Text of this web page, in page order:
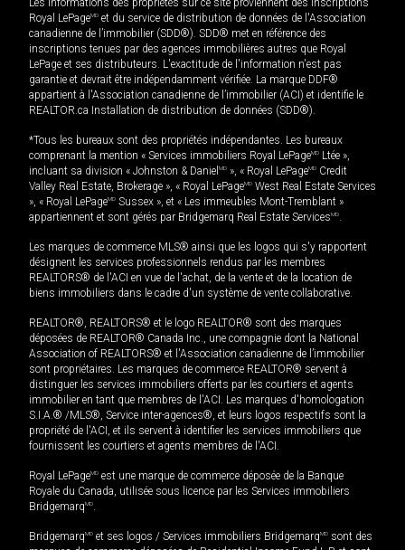
Les informations des propriétés sur ce site proviennent des inscriptions
Royal LePageMD et du service de distribution de données de l'Association
canadienne de l’immobilier (SDD®). SDD® met en référence des
inscriptions tenues par des agences immobilières autres que Royal
LePage et ses distributeurs. L'exactitude de l'information n'est pas
garantie et devrait être indépendamment vérifiée. La marque DDF®
appartient à l'Association canadienne de l’immobilier (ACI) et identifie le
REALTOR.ca Installation de distribution de données (SDD®).
*Tous les bureaux sont des propriétés indépendantes. Les bureaux
comprenant la mention « Services immobiliers Royal LePageMD Ltée »,
incluant sa division « Johnston & Daniel MD », « Royal LePageMD Credit
Valley Real Estate, Brokerage », « Royal LePageMD West Real Estate Services
», « Royal LePageMD Sussex », et « Les immeubles Mont-Tremblant »
appartiennent et sont gérés par Bridgemarq Real Estate ServicesMD.
Les marques de commerce MLS® ainsi que les logos qui s'y rapportent
désignent les services professionnels rendus par les membres
REALTORS® de l'ACI en vue de l'achat, de la vente et de la location de
biens immobiliers dans le cadre d'un système de vente collaborative.
REALTOR®, REALTORS® et le logo REALTOR® sont des marques
déposées de REALTOR® Canada Inc., une compagnie dont la National
Association of REALTORS® et l'Association canadienne de l’immobilier
sont propriétaires. Les marques de commerce REALTOR® servent à
distinguer les services immobiliers offerts par les courtiers et agents
immobilier en tant que membres de l'ACI. Les marques d'homologation
S.I.A.® /MLS®, Service inter-agences®, et leurs logos respectifs sont la
propriété de l'ACI, et ils servent à identifier les services immobiliers que
fournissent les courtiers et agents membres de l'ACI.
Royal LePageMD est une marque de commerce déposée de la Banque
Royale du Canada, utilisée sous licence par les Services immobiliers
BridgemarqMD.
BridgemarqMD et ses logos / Services immobiliers BridgemarqMD sont des